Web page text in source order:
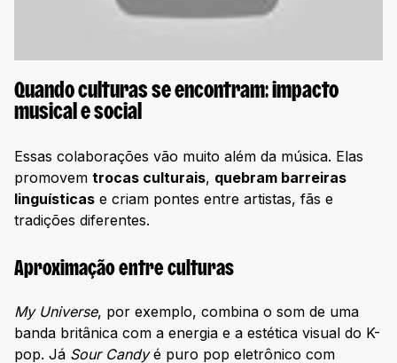
Quando culturas se encontram: impacto
musical e social
Essas colaborações vão muito além da música. Elas
promovem trocas culturais, quebram barreiras
linguísticas e criam pontes entre artistas, fãs e
tradições diferentes.
Aproximação entre culturas
My Universe, por exemplo, combina o som de uma
banda britânica com a energia e a estética visual do K-
pop. Já Sour Candyé puro pop eletrônico com